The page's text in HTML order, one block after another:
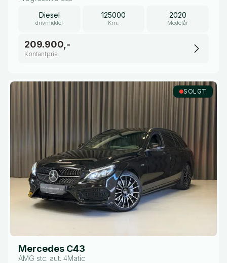
Diesel
drivmiddel
125000
Km.
2020
Modelår
209.900,-
Kontantpris
SOLGT
Mercedes C43
AMG stc. aut. 4Matic